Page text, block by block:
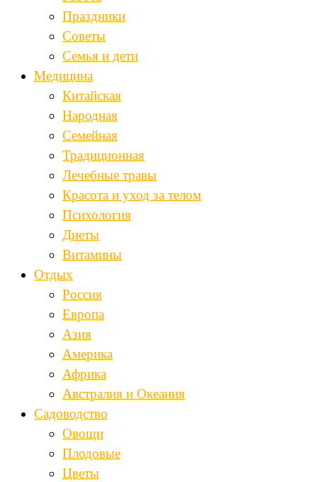
Праздники
Советы
Семья и дети
Медицина
Китайская
Народная
Семейная
Традиционная
Лечебные травы
Красота и уход за телом
Психология
Диеты
Витамины
Отдых
Россия
Европа
Азия
Америка
Африка
Австралия и Океания
Садоводство
Овощи
Плодовые
Цветы